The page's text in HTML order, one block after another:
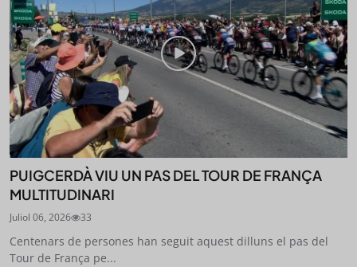
PUIGCERDÀ VIU UN PAS DEL TOUR DE FRANÇA
MULTITUDINARI
Juliol 06, 2026 33
Centenars de persones han seguit aquest dilluns el pas del
Tour de França pe...